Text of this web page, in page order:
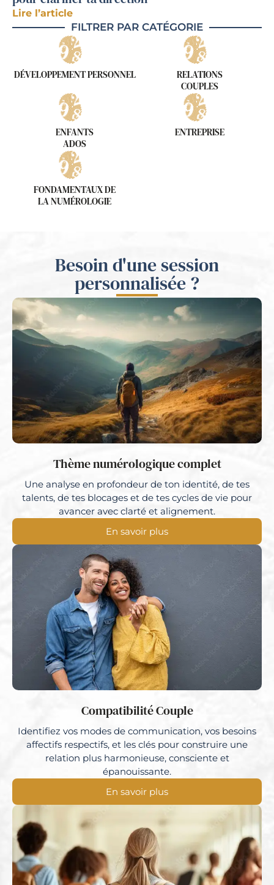
Lire l’article
FILTRER PAR CATÉGORIE
DÉVELOPPEMENT PERSONNEL
RELATIONS
COUPLES
ENFANTS
ADOS
ENTREPRISE
FONDAMENTAUX DE
LA NUMÉROLOGIE
Besoin d'une session
personnalisée ?
Thème numérologique complet
Une analyse en profondeur de ton identité, de tes
talents, de tes blocages et de tes cycles de vie pour
avancer avec clarté et alignement.
En savoir plus
Compatibilité Couple
Identifiez vos modes de communication, vos besoins
affectifs respectifs, et les clés pour construire une
relation plus harmonieuse, consciente et
épanouissante.
En savoir plus